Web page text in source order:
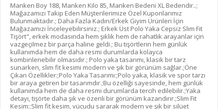
Manken Boy 188, Manken Kilo 85, Manken Bedeni XL Bedendir..;
Mağazamızı Takip Eden Müşterilerimize Özel Kuponlarımız
Bulunmaktadır.; Daha Fazla Kadın/Erkek Giyim Ürünleri İçin
Mağazamızı İnceleyebilirsiniz.; Erkek Üst Polo Yaka Cepsiz Slim Fit
Tişört", erkek modasında hem şıklık hem de rahatlık arayanlar için
vazgeçilmez bir parça haline geldi.; Bu tişörtlerin hem günlük
kullanımda hem de daha resmi durumlarda kolayca
kombinlenebilir olmasıdır.; Polo yaka tasarımı, klasik bir tarz
sunarken, slim fit kesimi modern ve şık bir görünüm sağlar.;Öne
Çıkan Özellikler:;Polo Yaka Tasarımı:;Polo yaka, klasik ve spor tarzı
bir araya getiren bir tasarımdır.;Bu özelliği sayesinde, hem günlük
kullanımda hem de daha resmi durumlarda tercih edilebilir.;Yaka
detayı, tişörte daha şık ve özenli bir görünüm kazandırır.;Slim Fit
Kesim:;Slim fit kesim, vücudu sararak modern ve şık bir silüet